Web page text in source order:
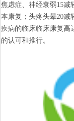
焦虑症、神经衰弱15减
本康复；头疼头晕20减
疾病的临床临床康复高
的认可和推行。